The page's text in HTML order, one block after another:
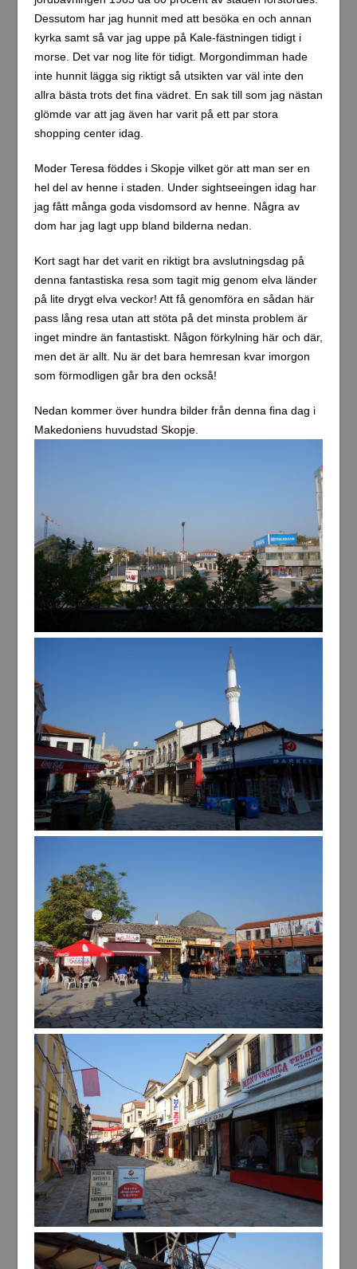
Dessutom har jag hunnit med att besöka en och annan
kyrka samt så var jag uppe på Kale-fästningen tidigt i
morse. Det var nog lite för tidigt. Morgondimman hade
inte hunnit lägga sig riktigt så utsikten var väl inte den
allra bästa trots det fina vädret. En sak till som jag nästan
glömde var att jag även har varit på ett par stora
shopping center idag.
Moder Teresa föddes i Skopje vilket gör att man ser en
hel del av henne i staden. Under sightseeingen idag har
jag fått många goda visdomsord av henne. Några av
dom har jag lagt upp bland bilderna nedan.
Kort sagt har det varit en riktigt bra avslutningsdag på
denna fantastiska resa som tagit mig genom elva länder
på lite drygt elva veckor! Att få genomföra en sådan här
pass lång resa utan att stöta på det minsta problem är
inget mindre än fantastiskt. Någon förkylning här och där,
men det är allt. Nu är det bara hemresan kvar imorgon
som förmodligen går bra den också!
Nedan kommer över hundra bilder från denna fina dag i
Makedoniens huvudstad Skopje.